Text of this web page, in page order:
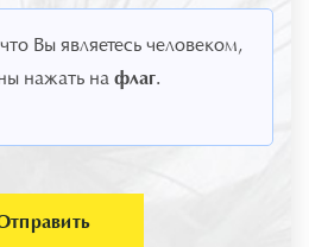
Вы являетесь человеком,
нажать на флаг.